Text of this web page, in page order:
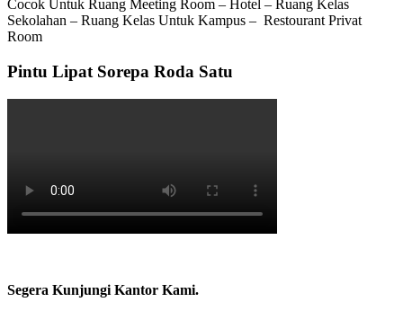
Cocok Untuk Ruang Meeting Room – Hotel – Ruang Kelas
Sekolahan – Ruang Kelas Untuk Kampus – Restourant Privat
Room
Pintu Lipat Sorepa Roda Satu
Segera Kunjungi Kantor Kami.